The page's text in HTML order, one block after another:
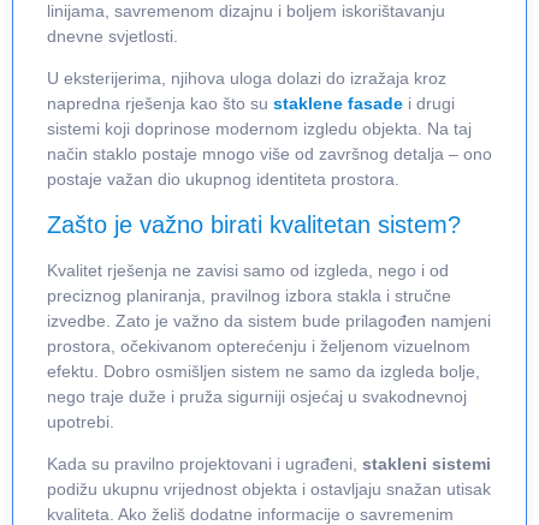
linijama, savremenom dizajnu i boljem iskorištavanju
dnevne svjetlosti.
U eksterijerima, njihova uloga dolazi do izražaja kroz
napredna rješenja kao što su staklene fasade i drugi
sistemi koji doprinose modernom izgledu objekta. Na taj
način staklo postaje mnogo više od završnog detalja – ono
postaje važan dio ukupnog identiteta prostora.
Zašto je važno birati kvalitetan sistem?
Kvalitet rješenja ne zavisi samo od izgleda, nego i od
preciznog planiranja, pravilnog izbora stakla i stručne
izvedbe. Zato je važno da sistem bude prilagođen namjeni
prostora, očekivanom opterećenju i željenom vizuelnom
efektu. Dobro osmišljen sistem ne samo da izgleda bolje,
nego traje duže i pruža sigurniji osjećaj u svakodnevnoj
upotrebi.
Kada su pravilno projektovani i ugrađeni, stakleni sistemi
podižu ukupnu vrijednost objekta i ostavljaju snažan utisak
kvaliteta. Ako želiš dodatne informacije o savremenim